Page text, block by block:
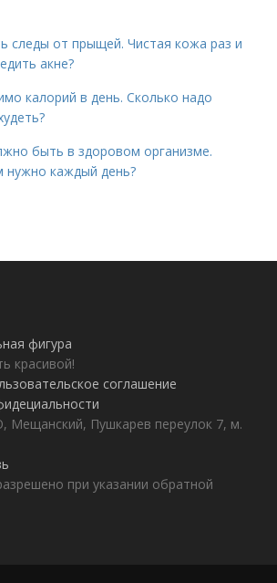
следы от прыщей. Чистая кожа раз и
акне?
калорий в день. Сколько надо
быть в здоровом организме.
нужно каждый день?
фигура
красивой!
соглашение
Мещанский, Пушкарев переулок 7, м.
при указании обратной